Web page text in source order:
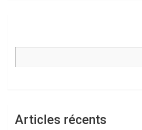
Articles récents